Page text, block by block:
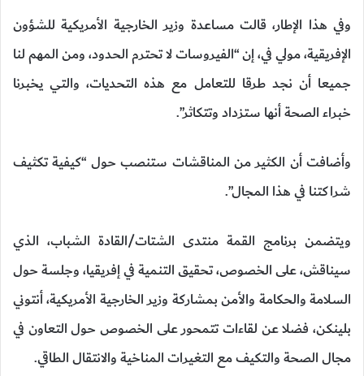
وفي هذا الإطار، قالت مساعدة وزير الخارجية الأمريكية للشؤون
الإفريقية، مولي في، إن “الفيروسات لا تحترم الحدود، ومن المهم لنا
جميعا أن نجد طرقا للتعامل مع هذه التحديات، والتي يخبرنا
خبراء الصحة أنها ستزداد وتتكاثر”.
وأضافت أن الكثير من المناقشات ستنصب حول “كيفية تكثيف
شراكتنا في هذا المجال”.
ويتضمن برنامج القمة منتدى الشتات/القادة الشباب، الذي
سيناقش، على الخصوص، تحقيق التنمية في إفريقيا، وجلسة حول
السلامة والحكامة والأمن بمشاركة وزير الخارجية الأمريكية، أنتوني
بلينكن، فضلا عن لقاءات تتمحور على الخصوص حول التعاون في
مجال الصحة والتكيف مع التغيرات المناخية والانتقال الطاقي.